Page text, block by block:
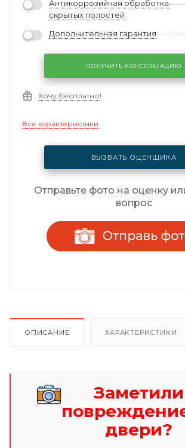
Антикоррозийная обработка
скрытых полостей
Дополнительная гарантия
ПОЛУЧИТЬ КОНСУЛЬТАЦИЮ
Хочу бесплатно!
Все характеристики
ВЫЗВАТЬ ОЦЕНЩИКА
Отправьте фото на оценку
вопрос
ОПИСАНИЕ ХАРАКТЕРИСТИКИ
Заметили
двери?